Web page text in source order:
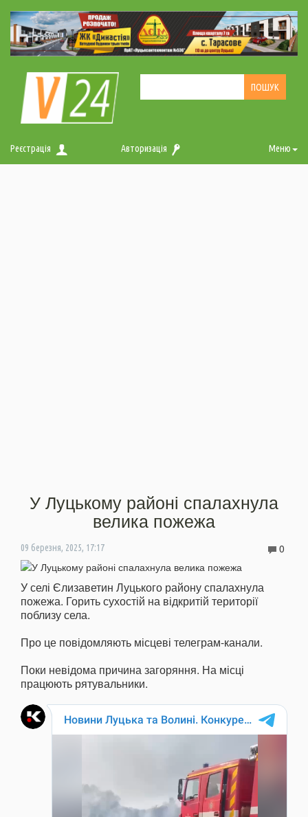
Реєстрація Авторизація Меню
У Луцькому районі спалахнула
велика пожежа
09 березня, 2025, 17:17 0
У селі Єлизаветин Луцького району спалахнула
пожежа. Горить сухостій на відкритій території
поблизу села.
Про це повідомляють місцеві телеграм-канали.
Поки невідома причина загоряння. На місці
працюють рятувальники.